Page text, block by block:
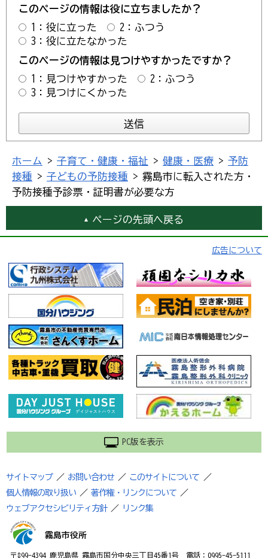
このページの情報は役に立ちましたか？
1：役に立った
2：ふつう
3：役に立たなかった
このページの情報は見つけやすかったですか？
1：見つけやすかった
2：ふつう
3：見つけにくかった
ホーム > 子育て・健康・福祉 > 健康・医療 > 予防
接種 > 子どもの予防接種 > 霧島市に転入された方・
予防接種予診票・証明書が必要な方
ページの先頭へ戻る
広告について
PC版を表示
サイトマップ ／ お問い合わせ ／ このサイトについて
／
個人情報の取り扱い
／ 著作権・リンクについて
／
ウェブアクセシビリティ方針
／ リンク集
霧島市役所
〒899-4394 鹿児島県 霧島市国分中央三丁目45番1号 電話：0995-45-5111